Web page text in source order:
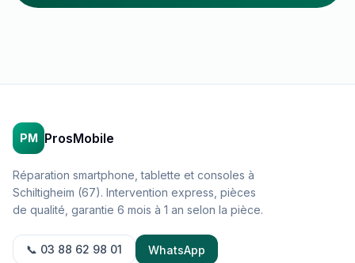
PM ProsMobile
Réparation smartphone, tablette et consoles à
Schiltigheim (67). Intervention express, pièces
de qualité, garantie 6 mois à 1 an selon la pièce.
📞 03 88 62 98 01 WhatsApp